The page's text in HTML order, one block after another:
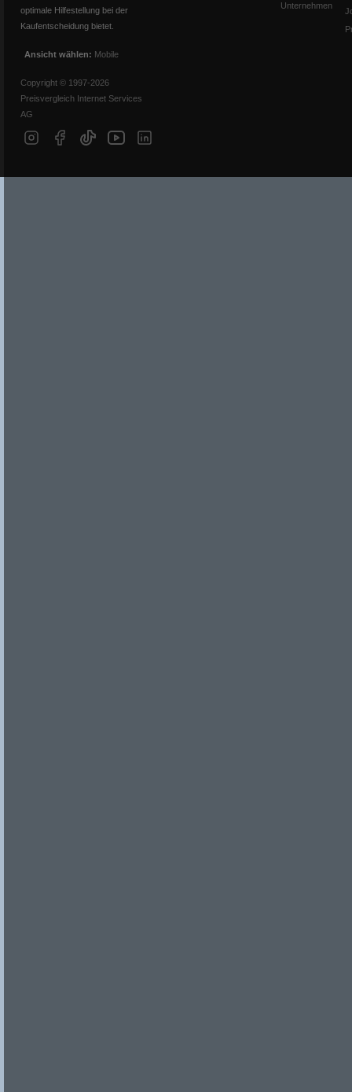
optimale Hilfestellung bei der
Kaufentscheidung bietet.
Ansicht wählen: Mobile
Copyright © 1997-2026
Preisvergleich Internet Services
AG
Unternehmen